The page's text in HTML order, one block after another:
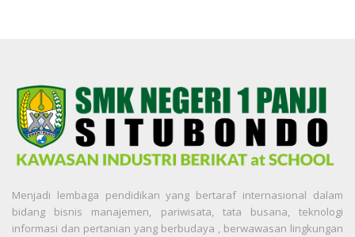
Menjadi lembaga pendidikan yang bertaraf internasional dalam
bidang bisnis manajemen, pariwisata, tata busana, teknologi
informasi dan pertanian yang berbudaya , berwawasan lingkungan